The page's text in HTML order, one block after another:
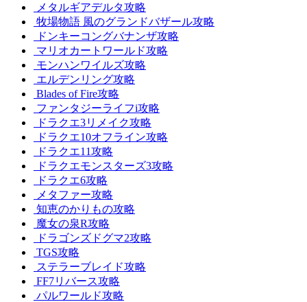
メタルギアデルタ攻略
牧場物語 風のグランドバザール攻略
ドンキーコングバナンザ攻略
マリオカートワールド攻略
モンハンワイルズ攻略
エルデンリング攻略
Blades of Fire攻略
ファンタジーライフi攻略
ドラクエ3リメイク攻略
ドラクエ10オフライン攻略
ドラクエ11攻略
ドラクエモンスターズ3攻略
ドラクエ6攻略
メタファー攻略
知恵のかりもの攻略
魔女の泉R攻略
ドラゴンズドグマ2攻略
TGS攻略
ステラーブレイド攻略
FF7リバース攻略
パルワールド攻略